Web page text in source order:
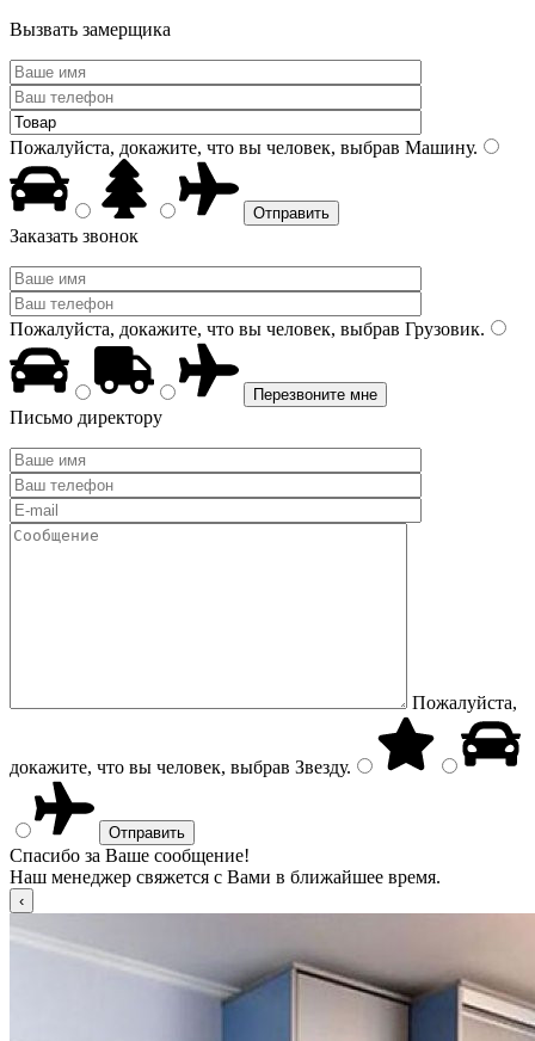
Вызвать замерщика
Пожалуйста, докажите, что вы человек, выбрав Машину.
Заказать звонок
Пожалуйста, докажите, что вы человек, выбрав Грузовик.
Письмо директору
Пожалуйста,
докажите, что вы человек, выбрав Звезду.
Спасибо за Ваше сообщение!
Наш менеджер свяжется с Вами в ближайшее время.